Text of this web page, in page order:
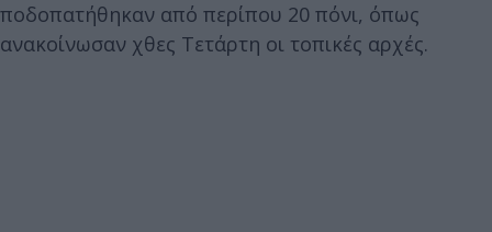
ποδοπατήθηκαν από περίπου 20 πόνι, όπως
ανακοίνωσαν χθες Τετάρτη οι τοπικές αρχές.